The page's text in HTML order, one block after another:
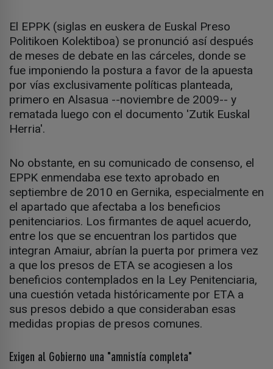
El EPPK (siglas en euskera de Euskal Preso
Politikoen Kolektiboa) se pronunció así después
de meses de debate en las cárceles, donde se
fue imponiendo la postura a favor de la apuesta
por vías exclusivamente políticas planteada,
primero en Alsasua --noviembre de 2009-- y
rematada luego con el documento 'Zutik Euskal
Herria'.
No obstante, en su comunicado de consenso, el
EPPK enmendaba ese texto aprobado en
septiembre de 2010 en Gernika, especialmente en
el apartado que afectaba a los beneficios
penitenciarios. Los firmantes de aquel acuerdo,
entre los que se encuentran los partidos que
integran Amaiur, abrían la puerta por primera vez
a que los presos de ETA se acogiesen a los
beneficios contemplados en la Ley Penitenciaria,
una cuestión vetada históricamente por ETA a
sus presos debido a que consideraban esas
medidas propias de presos comunes.
Exigen al Gobierno una "amnistía completa"